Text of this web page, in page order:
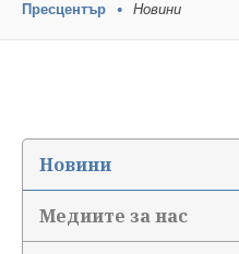
Пресцентър Новини
Новини
Медиите за нас